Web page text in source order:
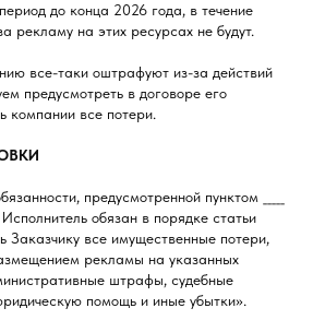
до конца 2026 года, в течение
рекламу на этих ресурсах не будут.
все-таки оштрафуют из-за действий
предусмотреть в договоре его
компании все потери.
предусмотренной пунктом _____
обязан в порядке статьи
Заказчику все имущественные потери,
рекламы на указанных
штрафы, судебные
помощь и иные убытки».